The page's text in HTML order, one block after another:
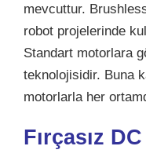
mevcuttur.
robot projelerinde
Standart motorlara
teknolojisidir. Buna
motorlarla her
Fırçasız